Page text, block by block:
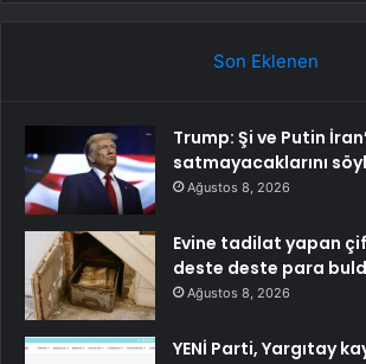
Son Eklenen
Trump: Şi ve Putin
satmayacaklarını
Ağustos 8, 2026
Evine tadilat yapan
deste deste para
Ağustos 8, 2026
YENİ Parti, Yargıtay